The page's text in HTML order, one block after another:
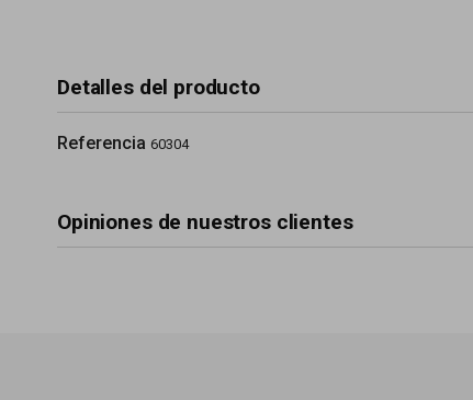
Detalles del producto
Referencia 60304
Opiniones de nuestros clientes